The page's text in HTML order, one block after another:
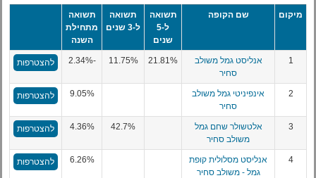
מיקום שם הקופה
תשואה
ל-5
שנים
תשואה
ל-3 שנים
תשואה
מתחילת
השנה
1
אנליסט גמל משולב
סחיר
21.81%
11.75%
-2.34% להצטרפות
2
אינפיניטי גמל משולב
סחיר
9.05% להצטרפות
3
אלטשולר שחם גמל
משולב סחיר
42.7%
4.36% להצטרפות
4
אנליסט מסלולית קופת
גמל - משולב סחיר
6.26% להצטרפות